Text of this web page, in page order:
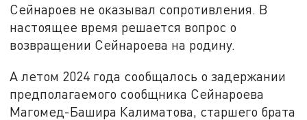
Сейнароев не оказывал сопротивления. В
настоящее время решается вопрос о
возвращении Сейнароева на родину.
А летом 2024 года сообщалось о задержании
предполагаемого сообщника Сейнароева
Магомед-Башира Калиматова, старшего брата